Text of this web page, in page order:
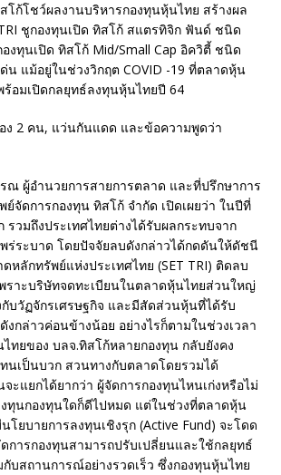
โก้โชว์ผลงานบริหารกองทุนหุ้นไทย สร้างผล
ชูกองทุนเปิด ทิสโก้ สแตรทิจิก ฟันด์ ชนิด
งทุนเปิด ทิสโก้ Mid/Small Cap อิควิตี้ ชนิด
น แม้อยู่ในช่วงวิกฤต COVID -19 ที่ตลาดหุ้น
อมเปิดกลยุทธ์ลงทุนหุ้นไทยปี 64
ผู้อำนวยการสายการตลาด และที่ปรึกษาการ
จัดการกองทุน ทิสโก้ จำกัด เปิดเผยว่า ในปีที่
รวมถึงประเทศไทยต่างได้รับผลกระทบจาก
ร่ระบาด โดยปัจจัยลบดังกล่าวได้กดดันให้ดัชนี
หลักทรัพย์แห่งประเทศไทย (SET TRI) ติดลบ
พราะบริษัทจดทะเบียนในตลาดหุ้นไทยส่วนใหญ่
กับวัฏจักรเศรษฐกิจ และมีสัดส่วนหุ้นที่ได้รับ
กล่าวค่อนข้างน้อย อย่างไรก็ตามในช่วงเวลา
ทยของ บลจ.ทิสโก้หลายกองทุน กลับยังคง
นเป็นบวก สวนทางกับตลาดโดยรวมได้
ะแยกได้ยากว่า ผู้จัดการกองทุนไหนเก่งหรือไม่
งทุนกองทุนใดก็ดีไปหมด แต่ในช่วงที่ตลาดหุ้น
โยบายการลงทุนเชิงรุก (Active Fund) จะโดด
การกองทุนสามารถปรับเปลี่ยนและใช้กลยุทธ์
กับสถานการณ์อย่างรวดเร็ว ซึ่งกองทุนหุ้นไทย